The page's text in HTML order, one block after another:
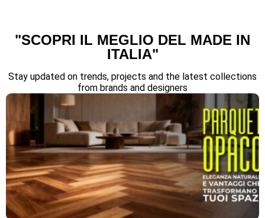
"SCOPRI IL MEGLIO DEL MADE IN
ITALIA"
Stay updated on trends, projects and the latest collections
from brands and designers